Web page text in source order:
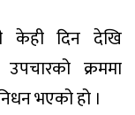
केही दिन देखि
क्रममा
भएको हो ।